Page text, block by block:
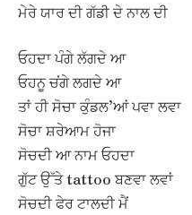
ਮੇਰੇ ਯਾਰ ਦੀ ਗੱਡੀ ਦੇ ਨਾਲ ਦੀ
ਓਹਦਾ ਪੰਗੇ ਲੱਗਦੇ ਆ
ਓਹਨੂ ਚਂਗੇ ਲਗਦੇ ਆ
ਤਾਂ ਹੀ ਸੋਚਾ ਕੁੰਡਲ’ਆਂ ਪਵਾ ਲਵਾ
ਸੋਚਾ ਸ਼ਰੇਆਮ ਹੋਜਾ
ਸੋਚਦੀ ਆ ਨਾਮ ਓਹਦਾ
ਗੁੱਟ ਉੱਤੇ tattoo ਬਣਵਾ ਲਵਾਂ
ਸੋਚਦੀ ਫੇਰ ਟਾਲਦੀ ਮੈਂ